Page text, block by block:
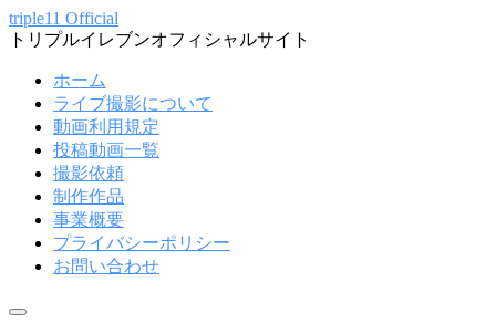
コ
ン
triple11 Official
トリプルイレブンオフィシャルサイト
ホーム
ライブ撮影について
動画利用規定
投稿動画一覧
撮影依頼
制作作品
事業概要
プライバシーポリシー
お問い合わせ
メ